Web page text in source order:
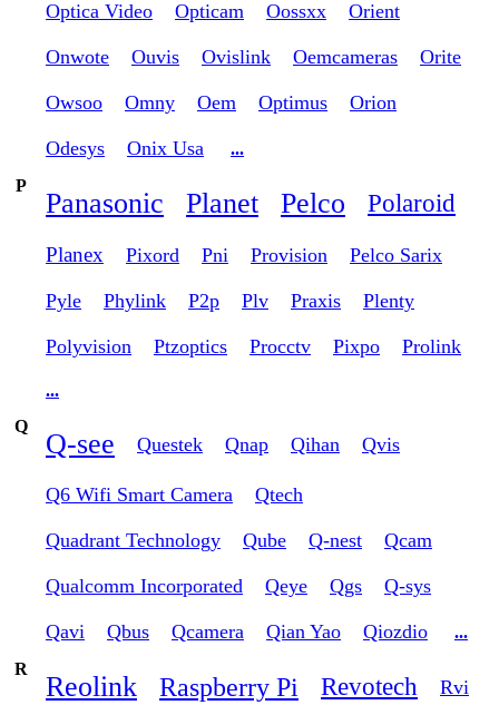
Optica Video Opticam Oossxx Orient
Onwote Ouvis Ovislink Oemcameras Orite
Owsoo Omny Oem Optimus Orion
Odesys Onix Usa
...
P
Panasonic Planet Pelco Polaroid
Planex Pixord Pni Provision Pelco Sarix
Pyle Phylink P2p Plv Praxis Plenty
Polyvision Ptzoptics Procctv Pixpo Prolink
...
Q
Q-see Questek Qnap Qihan Qvis
Q6 Wifi Smart Camera Qtech
Quadrant Technology Qube Q-nest Qcam
Qualcomm Incorporated Qeye Qgs Q-sys
Qavi Qbus Qcamera Qian Yao Qiozdio
...
R
Reolink Raspberry Pi Revotech Rvi